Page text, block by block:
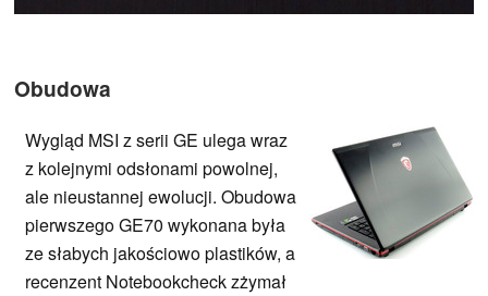
Obudowa
Wygląd MSI z serii GE ulega wraz
z kolejnymi odsłonami powolnej,
ale nieustannej ewolucji. Obudowa
pierwszego GE70 wykonana była
ze słabych jakościowo plastików, a
recenzent Notebookcheck zżymał